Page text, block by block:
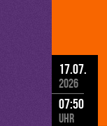
17.07.
2026
07:50
Uhr